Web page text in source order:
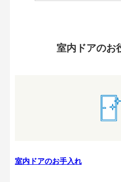
室内ドアのお
室内ドアのお手入れ